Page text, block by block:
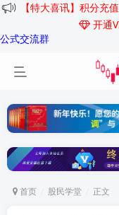
【特大喜讯】积分充
开通
公式交流群
首页 股民学堂 正文